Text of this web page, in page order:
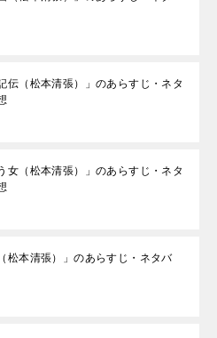
伝（松本清張）」のあらすじ・ネタ
女（松本清張）」のあらすじ・ネタ
松本清張）」のあらすじ・ネタバ